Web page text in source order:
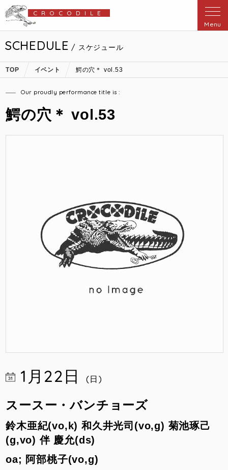
CROCODILE
Menu
SCHEDULE / スケジュール
TOP イベント 鰐の穴＊ vol.53
Our proudly performance title is :
鰐の穴＊ vol.53
1月22日 (日)
スースー・バンチョーズ
鈴木亜紀(vo,k) 和久井光司(vo,g) 菊池琢己
(g,vo) 伴 慶允(ds)
oa; 阿部桃子(vo,g)